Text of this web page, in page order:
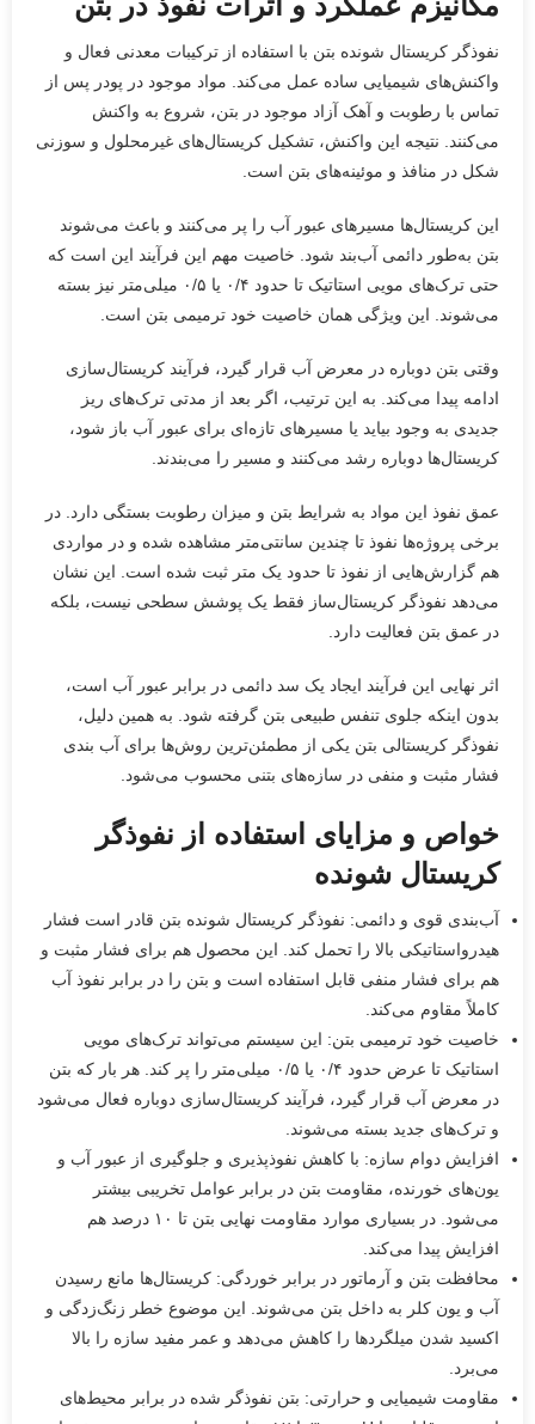
نفوذگر کریستال شونده بتن با استفاده از ترکیبات معدنی فعال و
واکنش‌های شیمیایی ساده عمل می‌کند. مواد موجود در پودر پس از
تماس با رطوبت و آهک آزاد موجود در بتن، شروع به واکنش
می‌کنند. نتیجه این واکنش، تشکیل کریستال‌های غیرمحلول و سوزنی
شکل در منافذ و موئینه‌های بتن است.
این کریستال‌ها مسیرهای عبور آب را پر می‌کنند و باعث می‌شوند
بتن به‌طور دائمی آب‌بند شود. خاصیت مهم این فرآیند این است که
حتی ترک‌های مویی استاتیک تا حدود ۰/۴ یا ۰/۵ میلی‌متر نیز بسته
می‌شوند. این ویژگی همان خاصیت خود ترمیمی بتن است.
وقتی بتن دوباره در معرض آب قرار گیرد، فرآیند کریستال‌سازی
ادامه پیدا می‌کند. به این ترتیب، اگر بعد از مدتی ترک‌های ریز
جدیدی به وجود بیاید یا مسیرهای تازه‌ای برای عبور آب باز شود،
کریستال‌ها دوباره رشد می‌کنند و مسیر را می‌بندند.
عمق نفوذ این مواد به شرایط بتن و میزان رطوبت بستگی دارد. در
برخی پروژه‌ها نفوذ تا چندین سانتی‌متر مشاهده شده و در مواردی
هم گزارش‌هایی از نفوذ تا حدود یک متر ثبت شده است. این نشان
می‌دهد نفوذگر کریستال‌ساز فقط یک پوشش سطحی نیست، بلکه
در عمق بتن فعالیت دارد.
اثر نهایی این فرآیند ایجاد یک سد دائمی در برابر عبور آب است،
بدون اینکه جلوی تنفس طبیعی بتن گرفته شود. به همین دلیل،
نفوذگر کریستالی بتن یکی از مطمئن‌ترین روش‌ها برای آب بندی
فشار مثبت و منفی در سازه‌های بتنی محسوب می‌شود.
خواص و مزایای استفاده از نفوذگر
کریستال شونده
آب‌بندی قوی و دائمی: نفوذگر کریستال شونده بتن قادر است فشار
هیدرواستاتیکی بالا را تحمل کند. این محصول هم برای فشار مثبت و
هم برای فشار منفی قابل استفاده است و بتن را در برابر نفوذ آب
کاملاً مقاوم می‌کند.
خاصیت خود ترمیمی بتن: این سیستم می‌تواند ترک‌های مویی
استاتیک تا عرض حدود ۰/۴ یا ۰/۵ میلی‌متر را پر کند. هر بار که بتن
در معرض آب قرار گیرد، فرآیند کریستال‌سازی دوباره فعال می‌شود
و ترک‌های جدید بسته می‌شوند.
افزایش دوام سازه: با کاهش نفوذپذیری و جلوگیری از عبور آب و
یون‌های خورنده، مقاومت بتن در برابر عوامل تخریبی بیشتر
می‌شود. در بسیاری موارد مقاومت نهایی بتن تا ۱۰ درصد هم
افزایش پیدا می‌کند.
محافظت بتن و آرماتور در برابر خوردگی: کریستال‌ها مانع رسیدن
آب و یون کلر به داخل بتن می‌شوند. این موضوع خطر زنگ‌زدگی و
اکسید شدن میلگردها را کاهش می‌دهد و عمر مفید سازه را بالا
می‌برد.
مقاومت شیمیایی و حرارتی: بتن نفوذگر شده در برابر محیط‌های